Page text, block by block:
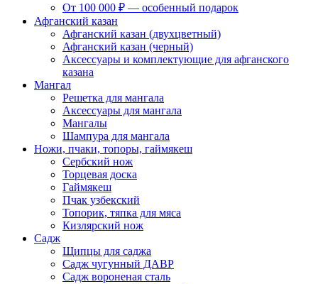
От 100 000 ₽ — особенный подарок
Афганский казан
Афганский казан (двухцветный)
Афганский казан (черный)
Аксессуары и комплектующие для афганского
казана
Мангал
Решетка для мангала
Аксессуары для мангала
Мангалы
Шампура для мангала
Ножи, пчаки, топоры, гаймякеш
Сербский нож
Торцевая доска
Гаймякеш
Пчак узбекский
Топорик, тяпка для мяса
Кизлярский нож
Садж
Щипцы для саджа
Садж чугунный ДАВР
Садж вороненая сталь